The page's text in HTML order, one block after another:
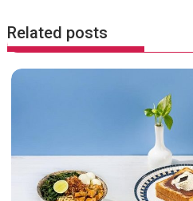
a
v
i
Related posts